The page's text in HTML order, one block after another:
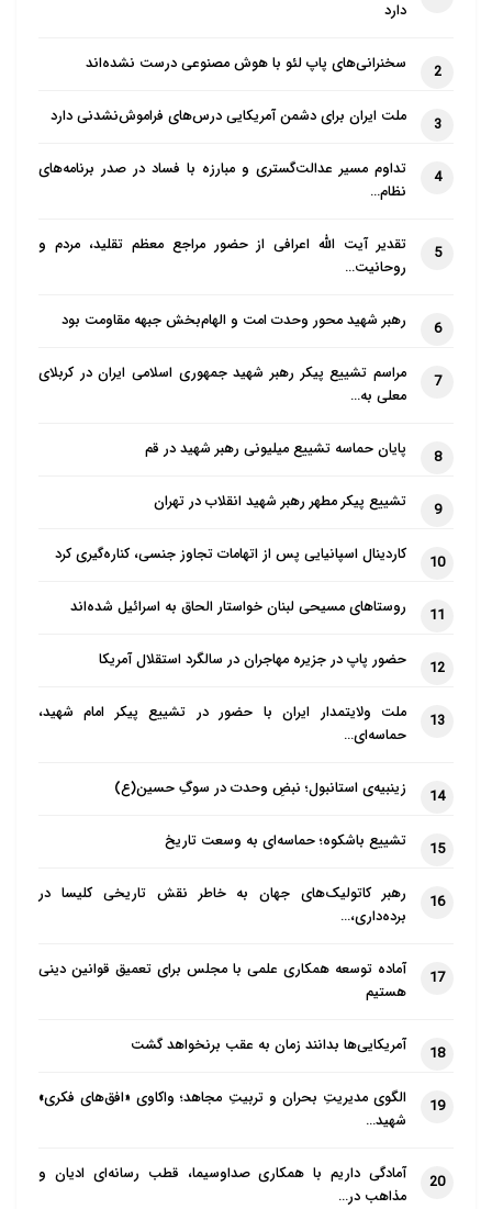
دارد
2 سخنرانی‌های پاپ لئو با هوش مصنوعی درست نشده‌اند
3 ملت ایران برای دشمن آمریکایی درس‌های فراموش‌نشدنی دارد
4
تداوم مسیر عدالت‌گستری و مبارزه با فساد در صدر برنامه‌های
نظام…
5
تقدیر آیت الله اعرافی از حضور مراجع معظم تقلید، مردم و
روحانیت…
6 رهبر شهید محور وحدت امت و الهام‌بخش جبهه مقاومت بود
7
مراسم تشییع پیکر رهبر شهید جمهوری اسلامی ایران در کربلای
معلی به…
8 پایان حماسه تشییع میلیونی رهبر شهید در قم
9 تشییع پیکر مطهر رهبر شهید انقلاب در تهران
10 کاردینال اسپانیایی پس از اتهامات تجاوز جنسی، کناره‌گیری کرد
11 روستاهای مسیحی لبنان خواستار الحاق به اسرائیل شده‌اند
12 حضور پاپ در جزیره مهاجران در سالگرد استقلال آمریکا
13
ملت ولایتمدار ایران با حضور در تشییع پیکر امام شهید،
حماسه‌ای…
14 زینبیه‌ی استانبول؛ نبضِ وحدت در سوگِ حسین(ع)
15 تشییع باشکوه؛ حماسه‌ای به وسعت تاریخ
16
رهبر کاتولیک‌های جهان به خاطر نقش تاریخی کلیسا در
برده‌داری،…
17
آماده توسعه همکاری علمی با مجلس برای تعمیق قوانین دینی
هستیم
18 آمریکایی‌ها بدانند زمان به عقب برنخواهد گشت
19
الگوی مدیریتِ بحران و تربیتِ مجاهد؛ واکاوی «افق‌های فکری»
شهید…
20
آمادگی داریم با همکاری صداوسیما، قطب رسانه‌ای ادیان و
مذاهب در…